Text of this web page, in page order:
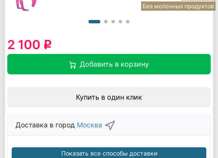
Без молочных продуктов
2 100 q
Добавить в корзину
Купить в один клик
Доставка в город Москва
Показать все способы доставки